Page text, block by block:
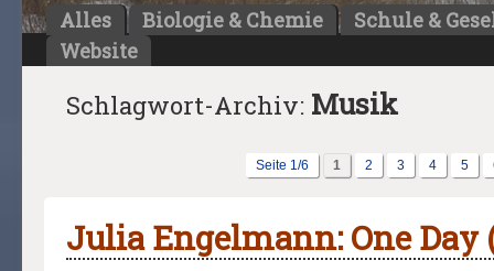
Alles Biologie & Chemie
Schule &
Website
Schlagwort-Archiv: Musik
Seite 1/6 1 2 3 4 5
Julia Engelmann: One Day